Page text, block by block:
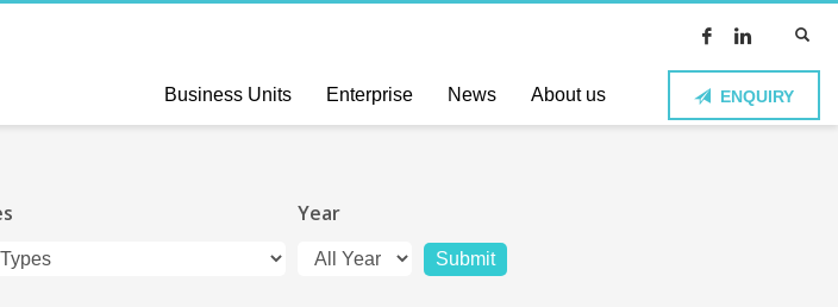
Business Units Enterprise News About us ENQUIRY
Year